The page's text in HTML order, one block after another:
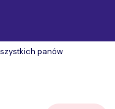
panów